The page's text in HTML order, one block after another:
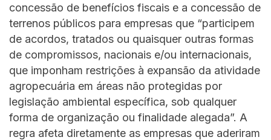
concessão de benefícios fiscais e a concessão de
terrenos públicos para empresas que “participem
de acordos, tratados ou quaisquer outras formas
de compromissos, nacionais e/ou internacionais,
que imponham restrições à expansão da atividade
agropecuária em áreas não protegidas por
legislação ambiental específica, sob qualquer
forma de organização ou finalidade alegada”. A
regra afeta diretamente as empresas que aderiram